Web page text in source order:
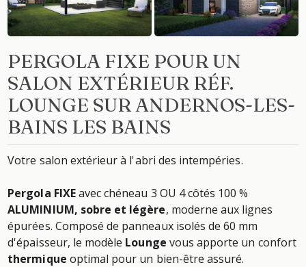
PERGOLA FIXE POUR UN
SALON EXTÉRIEUR RÉF.
LOUNGE SUR ANDERNOS-LES-
BAINS LES BAINS
Votre salon extérieur à l'abri des intempéries.
Pergola FIXEavec chéneau 3 OU 4 côtés 100 %
ALUMINIUM, sobre et légère, moderne aux lignes
épurées. Composé de panneaux isolés de 60 mm
d'épaisseur, le modèle Lounge vous apporte un confort
thermique optimal pour un bien-être assuré.